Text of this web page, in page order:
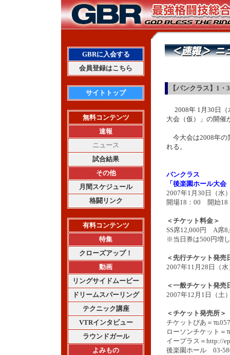
GBRに入会する
会員登録はこちら
サイトトップ
無料コンテンツ
速報
ニュース
試合結果
その他
月間スケジュール
格闘リンク
有料コンテンツ
特集
クローズアップ！
動画
リングサイドムービー
ドリームスパーリング
テクニック講座
VTRインタビュー
ラウンドガール
よみもの
【パンクラス】1
2008年 1月30日
大会（仮）」の開催
今大会は2008年の
れる。
パンクラス
「後楽園ホール大会
2007年1月30日（水
開場18：00 開始18
＜チケット料金＞
SS席12,000円 A席
※当日券は500円増
＜先行チケット発売
2007年11月28日（
＜一般チケット発売
2007年12月1日（
＜チケット発売所＞
チケットぴあ＝
ローソンチケット
イープラス＝http://
後楽園ホール 03-